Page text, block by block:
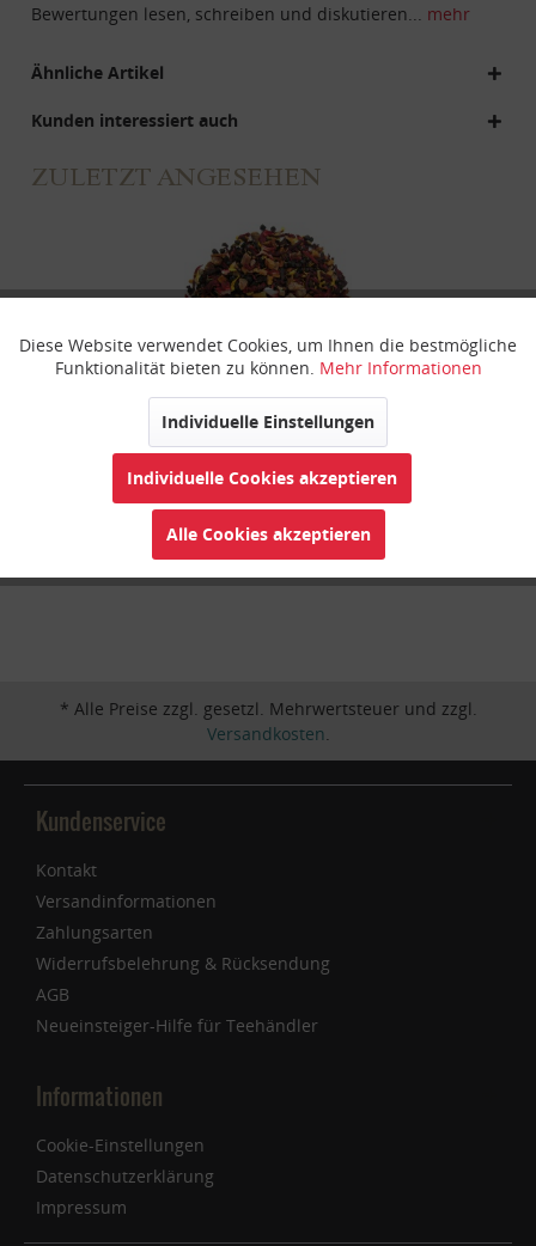
Bewertungen lesen, schreiben und diskutieren... mehr
Ähnliche Artikel
Kunden interessiert auch
ZULETZT ANGESEHEN
Pfirsich Melba
* Alle Preise zzgl. gesetzl. Mehrwertsteuer und zzgl.
Versandkosten.
Kundenservice
Kontakt
Versandinformationen
Zahlungsarten
Widerrufsbelehrung & Rücksendung
AGB
Neueinsteiger-Hilfe für Teehändler
Informationen
Cookie-Einstellungen
Datenschutzerklärung
Impressum
Funktionale Aktiv
Inaktiv
Inaktiv
Personalisierung Inaktiv
Diese Website verwendet Cookies, um Ihnen die bestmögliche
Funktionalität bieten zu können. Mehr Informationen
Individuelle Einstellungen
Individuelle Cookies akzeptieren
Alle Cookies akzeptieren